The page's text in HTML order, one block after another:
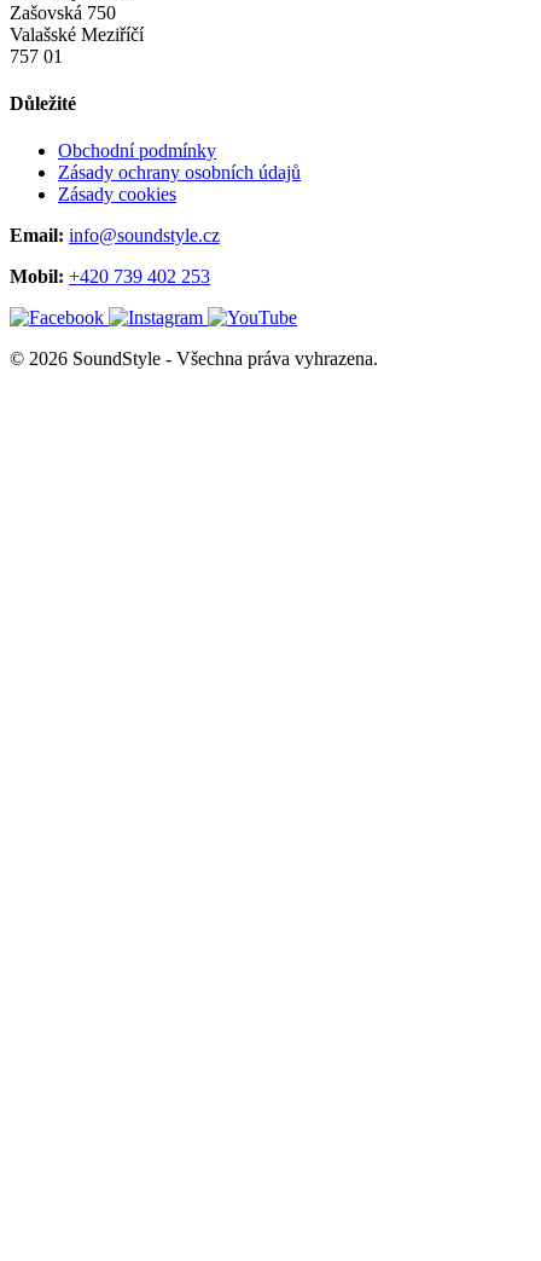
Zašovská 750
Valašské Meziříčí
757 01
Důležité
Obchodní podmínky
Zásady ochrany osobních údajů
Zásady cookies
Email: info@soundstyle.cz
Mobil: +420 739 402 253
© 2026 SoundStyle - Všechna práva vyhrazena.